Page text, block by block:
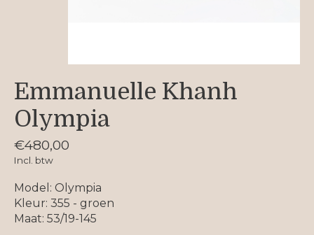
Emmanuelle Khanh
Olympia
€480,00
Incl. btw
Model: Olympia
Kleur: 355 - groen
Maat: 53/19-145